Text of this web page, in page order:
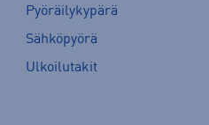
Pyöräilykypärä
Sähköpyörä
Ulkoilutakit